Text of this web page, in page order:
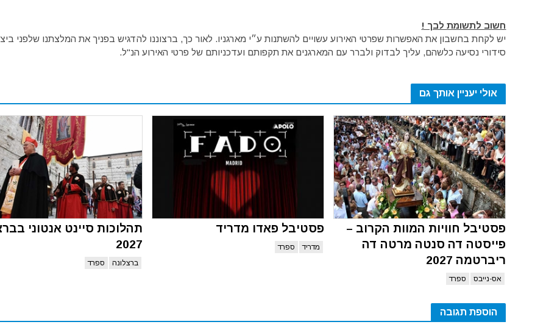
חשוב לתשומת לבך !
יש לקחת בחשבון את האפשרות שפרטי האירוע עשויים להשתנות ע״י מארגניו. לאור כך, ברצוננו להדגיש בפניך את המלצתנו שלפני
סידורי נסיעה כלשהם, עליך לבדוק ולברר עם המארגנים את תקפותם ועדכניותם של פרטי האירוע הנ"ל.
אולי יעניין אותך גם
פסטיבל חוויות המוות הקרוב –
פייסטה דה סנטה מרטה דה
ריברטמה 2027
אס-נייבס ספרד
פסטיבל פאדו מדריד
מדריד ספרד
תהלוכות סיינט אנטוני
2027
ברצלונה ספרד
הוספת תגובה